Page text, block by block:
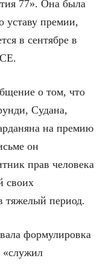
77». Она была
уставу премии,
в сентябре в
о том, что
Судана,
на премию
он
прав человека
своих
тяжелый период.
формулировка
«служил